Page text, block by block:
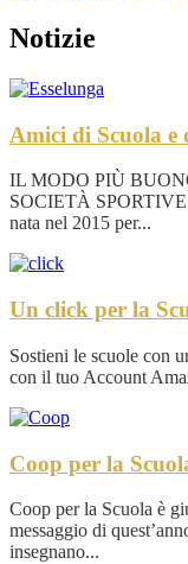
Notizie
Amici di Scuola e
IL MODO PIÙ
SOCIETÀ SPORTIVE
nata nel 2015 per...
Un click per la
Sostieni le scuole con
con il tuo Account
Coop per la
Coop per la Scuola è
messaggio di
insegnano...